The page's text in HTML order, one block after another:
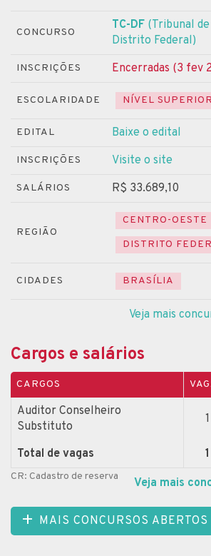
CONCURSO
TC-DF (Tribunal
Distrito Federal)
INSCRIÇÕES Encerradas (3 fev
ESCOLARIDADE NÍVEL SUPERIOR
EDITAL Baixe o edital
INSCRIÇÕES Visite o site
SALÁRIOS R$ 33.689,10
REGIÃO
CENTRO-OESTE
DISTRITO
CIDADES BRASÍLIA
Veja mais
Cargos e salários
CARGOS
Auditor Conselheiro
Substituto
1
Total de vagas
1
CR: Cadastro de reserva Veja mais
MAIS CONCURSOS ABERTOS